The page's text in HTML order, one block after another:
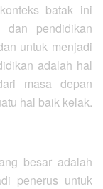
batak ini
pendidikan
untuk menjadi
adalah hal
masa depan
hal baik kelak.
besar adalah
penerus untuk